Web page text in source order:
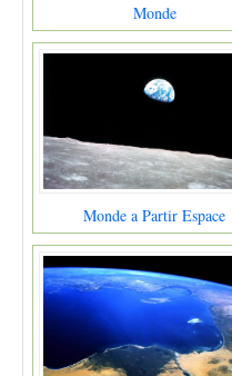
Monde
Monde a Partir Espace